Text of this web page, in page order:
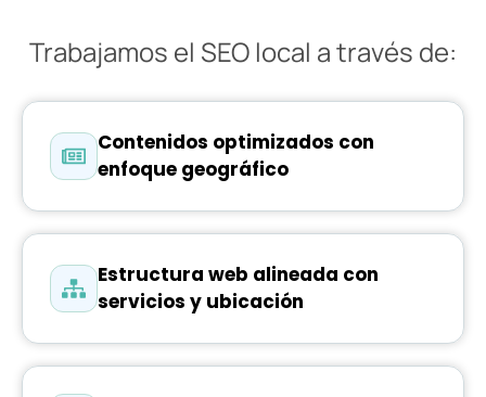
Trabajamos el SEO local a través de:
Contenidos optimizados con
enfoque geográfico
Estructura web alineada con
servicios y ubicación